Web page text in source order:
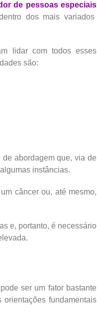
de pessoas especiais
dos mais variados
lidar com todos esses
são:
abordagem que, via de
instâncias.
câncer ou, até mesmo,
e, portanto, é necessário
ser um fator bastante
fundamentais